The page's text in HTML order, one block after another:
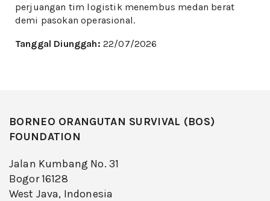
perjuangan tim logistik menembus medan berat
demi pasokan operasional.
Tanggal Diunggah: 22/07/2026
BORNEO ORANGUTAN SURVIVAL (BOS)
FOUNDATION
Jalan Kumbang No. 31
Bogor 16128
West Java, Indonesia